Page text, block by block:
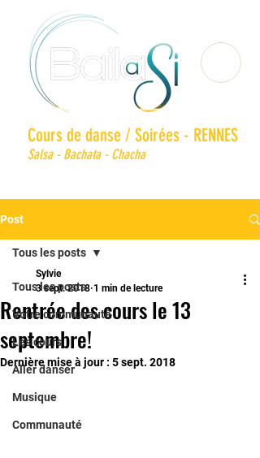
Cours de danse / Soirées - RENNES
Salsa - Bachata - Chacha
Post
Tous les posts
Votre communauté
Les cours
Aller danser
Musique
Communauté
Tous les posts
Rentrée des cours le 13
septembre!
Sylvie
3 sept. 2018 1 min de lecture
Dernière mise à jour : 5 sept. 2018